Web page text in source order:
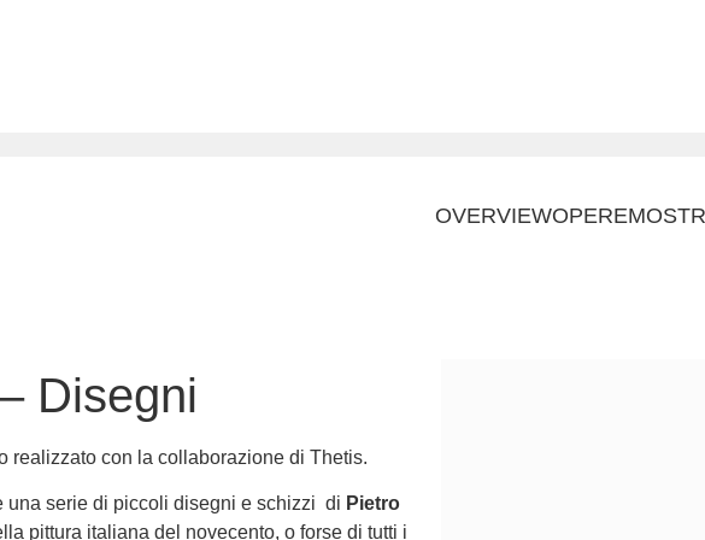
OVERVIEWOPERE
Disegni
realizzato con la collaborazione di Thetis.
una serie di piccoli disegni e schizzi di Pietro
pittura italiana del novecento, o forse di tutti i